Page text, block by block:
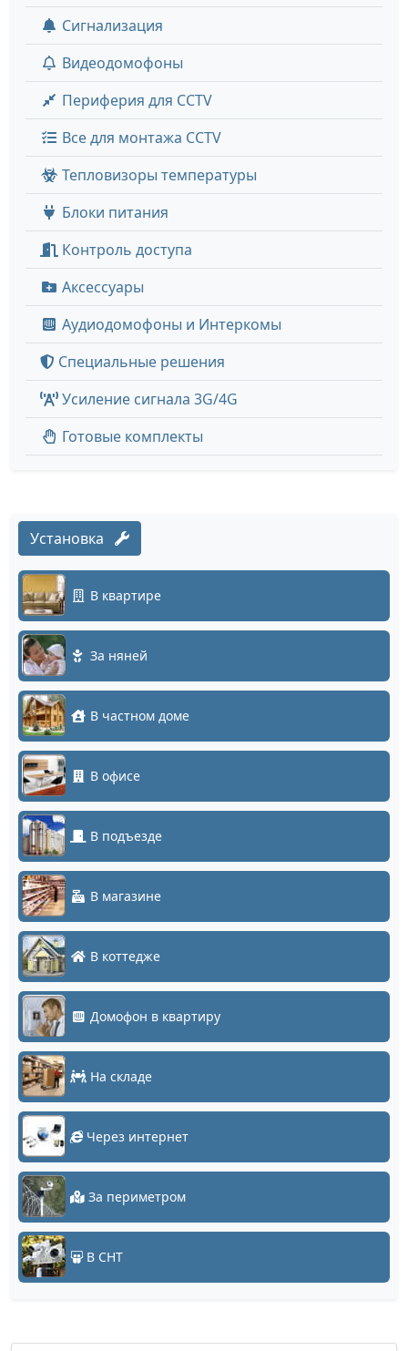
Сигнализация
Видеодомофоны
Периферия для CCTV
Все для монтажа CCTV
Тепловизоры температуры
Блоки питания
Контроль доступа
Аксессуары
Аудиодомофоны и Интеркомы
Специальные решения
Усиление сигнала 3G/4G
Готовые комплекты
Установка
В квартире
За няней
В частном доме
В офисе
В подъезде
В магазине
В коттедже
Домофон в квартиру
На складе
Через интернет
За периметром
В СНТ